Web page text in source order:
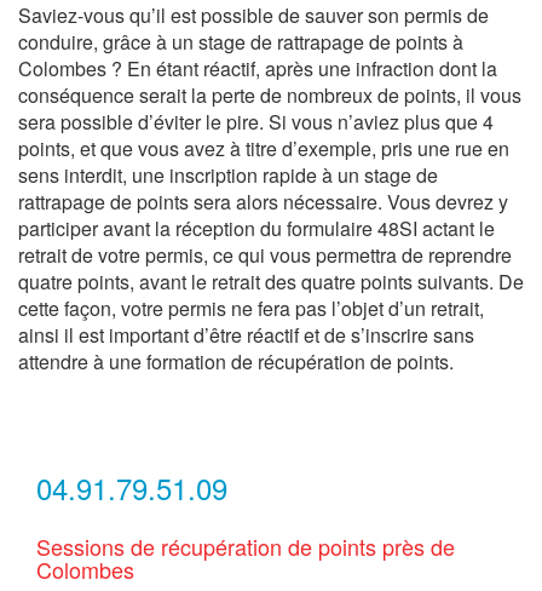
Saviez-vous qu’il est possible de sauver son permis de
conduire, grâce à un stage de rattrapage de points à
Colombes ? En étant réactif, après une infraction dont la
conséquence serait la perte de nombreux de points, il vous
sera possible d’éviter le pire. Si vous n’aviez plus que 4
points, et que vous avez à titre d’exemple, pris une rue en
sens interdit, une inscription rapide à un stage de
rattrapage de points sera alors nécessaire. Vous devrez y
participer avant la réception du formulaire 48SI actant le
retrait de votre permis, ce qui vous permettra de reprendre
quatre points, avant le retrait des quatre points suivants. De
cette façon, votre permis ne fera pas l’objet d’un retrait,
ainsi il est important d’être réactif et de s’inscrire sans
attendre à une formation de récupération de points.
04.91.79.51.09
Sessions de récupération de points près de
Colombes